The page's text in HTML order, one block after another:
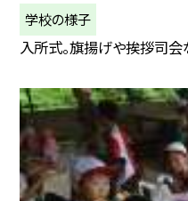
学校の様子
入所式。旗揚げや挨拶司会